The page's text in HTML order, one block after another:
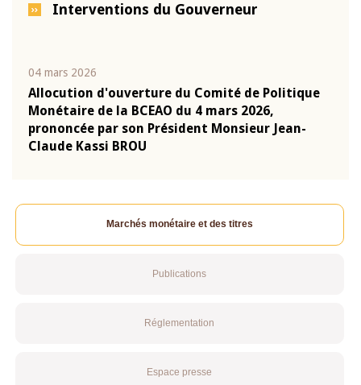
Interventions du Gouverneur
04 mars 2026
Allocution d'ouverture du Comité de Politique
Monétaire de la BCEAO du 4 mars 2026,
prononcée par son Président Monsieur Jean-
Claude Kassi BROU
Marchés monétaire et des titres
Publications
Réglementation
Espace presse